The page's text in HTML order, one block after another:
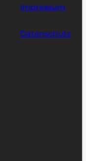
Impressum
Datenschutz